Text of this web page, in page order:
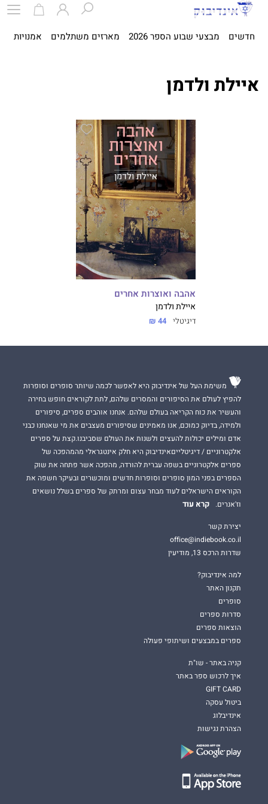
חדשים מבצעי שבוע הספר 2026 מארזים משתלמים אמנויות
איילת ולדמן
אהבה ואוצרות אחרים
איילת ולדמן
דיגיטלי 44 ₪
משימת העל של אינדיבוק היא לאפשר לכמה שיותר סופרים וסופרות
להפיץ לעולם את הסיפורים והמסרים שלהם, לתת לקוראים חופש בחירה
והעשיר את כוח הקריאה בעולם שלהם. אנחנו אוהבים ספרים, סיפורים
ולמידה, בדיוק כמוכם, אנו מאמינים שסיפורים מעצבים את מי שאנחנו כבני
אדם ומילים יכולות להעצים ולשנות את העולם שסביבנו.קצת על ספרים
אלקטרוניים / דיגיטלייםאינדיבוק היא חלק אינטגראלי מהמהפכה של
ספרים אלקטרוניים בשפה עברית להורדה, מהפכה אשר פתחה את שוק
הספרים בפני המון סופרים וסופרות חדשים ומוכשרים ובעיקר חשפה את
הקוראים הישראלים לעוד מבחר עצום ומרתק של ספרים בשלל נושאים
וז'אנרים.
קרא עוד
יצירת קשר
office@indiebook.co.il
שדרות הרכס 13, מודיעין
למה אינדיבוק?
תקנון האתר
סופרים
סדרות ספרים
הוצאות ספרים
ספרים במבצעים ושיתופי פעולה
קניה באתר - שו"ת
איך לרכוש ספר באתר
GIFT CARD
ביטול עסקה
אינדיבלוג
הצהרת נגישות